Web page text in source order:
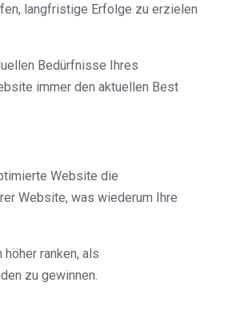
langfristige Erfolge zu erzielen
Bedürfnisse Ihres
immer den aktuellen Best
Website die
Website, was wiederum Ihre
ranken, als
zu gewinnen.